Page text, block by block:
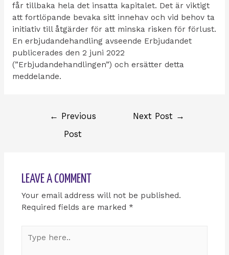
får tillbaka hela det insatta kapitalet. Det är viktigt
att fortlöpande bevaka sitt innehav och vid behov ta
initiativ till åtgärder för att minska risken för förlust.
En erbjudandehandling avseende Erbjudandet
publicerades den 2 juni 2022
(”Erbjudandehandlingen”) och ersätter detta
meddelande.
← Previous
Post
Next Post →
LEAVE A COMMENT
Your email address will not be published.
Required fields are marked *